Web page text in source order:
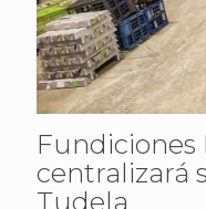
Fundiciones
centralizará
Tudela